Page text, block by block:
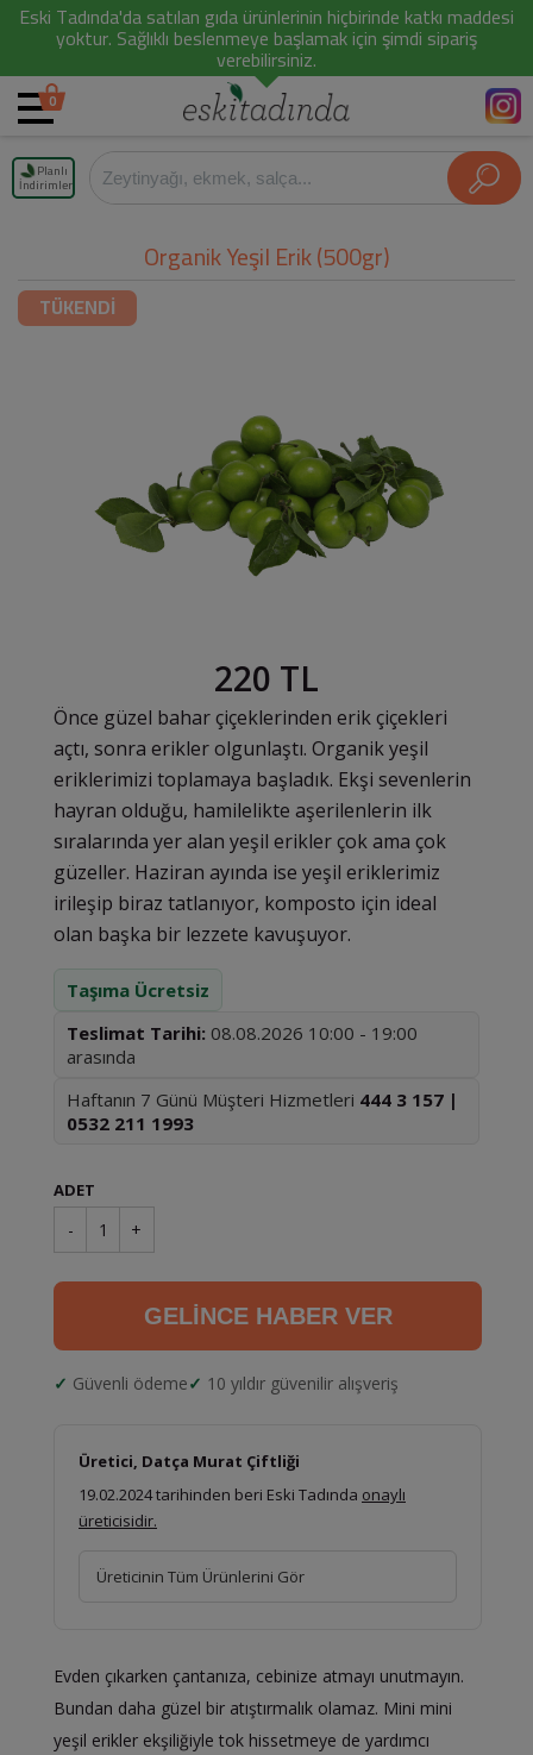
Eski Tadında'da satılan gıda ürünlerinin hiçbirinde katkı maddesi
yoktur. Sağlıklı beslenmeye başlamak için şimdi sipariş
verebilirsiniz.
0
Planlı
İndirimler
Organik Yeşil Erik (500gr)
TÜKENDİ
220 TL
Önce güzel bahar çiçeklerinden erik çiçekleri
açtı, sonra erikler olgunlaştı. Organik yeşil
eriklerimizi toplamaya başladık. Ekşi sevenlerin
hayran olduğu, hamilelikte aşerilenlerin ilk
sıralarında yer alan yeşil erikler çok ama çok
güzeller. Haziran ayında ise yeşil eriklerimiz
irileşip biraz tatlanıyor, komposto için ideal
olan başka bir lezzete kavuşuyor.
Taşıma Ücretsiz
Teslimat Tarihi: 08.08.2026 10:00 - 19:00
arasında
Haftanın 7 Günü Müşteri Hizmetleri 444 3 157 |
0532 211 1993
ADET
- 1 +
GELİNCE HABER VER
Güvenli ödeme 10 yıldır güvenilir alışveriş
Üretici, Datça Murat Çiftliği
19.02.2024 tarihinden beri Eski Tadında onaylı
üreticisidir.
Üreticinin Tüm Ürünlerini Gör
Evden çıkarken çantanıza, cebinize atmayı unutmayın.
Bundan daha güzel bir atıştırmalık olamaz. Mini mini
yeşil erikler ekşiliğiyle tok hissetmeye de yardımcı